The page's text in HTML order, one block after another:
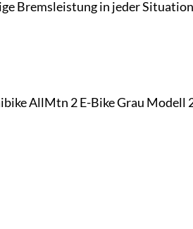
Bremsleistung in jeder
AllMtn 2 E-Bike Grau Modell